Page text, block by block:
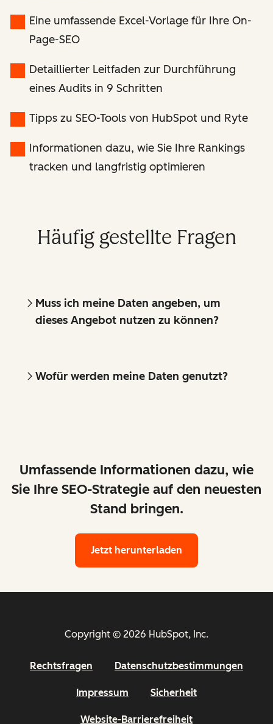
Eine umfassende Excel-Vorlage für Ihre On-
Page-SEO
Detaillierter Leitfaden zur Durchführung
eines Audits in 9 Schritten
Tipps zu SEO-Tools von HubSpot und Ryte
Informationen dazu, wie Sie Ihre Rankings
tracken und langfristig optimieren
Häufig gestellte Fragen
Muss ich meine Daten angeben, um
dieses Angebot nutzen zu können?
Wofür werden meine Daten genutzt?
Umfassende Informationen dazu, wie
Sie Ihre SEO-Strategie auf den neuesten
Stand bringen.
Jetzt herunterladen
Copyright © 2026 HubSpot, Inc.
Rechtsfragen Datenschutzbestimmungen
Impressum Sicherheit
Website-Barrierefreiheit